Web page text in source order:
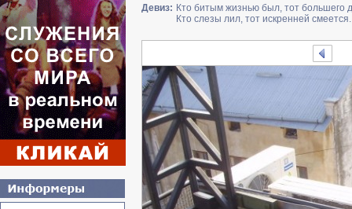
Девиз: Кто битым жизнью был, тот большего
Кто слезы лил, тот искренней